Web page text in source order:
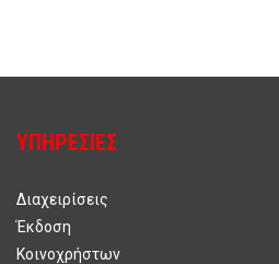
ΥΠΗΡΕΣΊΕΣ
Διαχειρίσεις
Έκδοση
Κοινοχρήστων